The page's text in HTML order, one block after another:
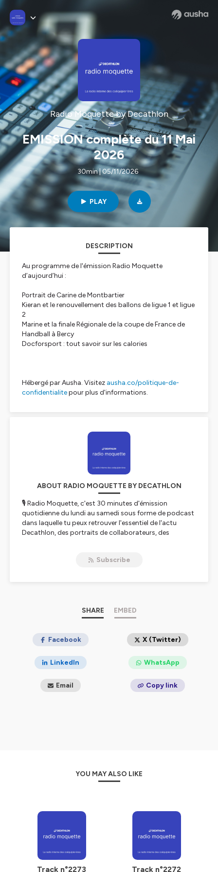
Radio Moquette by Decathlon
EMISSION complète du 11 Mai
2026
30min | 05/11/2026
PLAY
DESCRIPTION
Au programme de l'émission Radio Moquette
d’aujourd’hui :
Portrait de Carine de Montbartier
Kieran et le renouvellement des ballons de ligue 1 et ligue
2
Marine et la finale Régionale de la coupe de France de
Handball à Bercy
Docforsport : tout savoir sur les calories
Hébergé par Ausha. Visitez ausha.co/politique-de-
confidentialitepour plus d'informations.
ABOUT RADIO MOQUETTE BY DECATHLON
🎙 Radio Moquette, c'est 30 minutes d'émission
quotidienne du lundi au samedi sous forme de podcast
dans laquelle tu peux retrouver l'essentiel de l'actu
Decathlon, des portraits de collaborateurs, des
C'est LA radio interne Decathlon animée par des
pour plus d'informations.
Subscribe
SHARE EMBED
Facebook X (Twitter)
LinkedIn WhatsApp
Email Copy link
YOU MAY ALSO LIKE
Track n°2273 Track n°2272